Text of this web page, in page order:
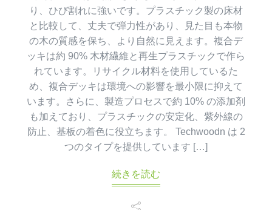
り、ひび割れに強いです。プラスチック製の床材
と比較して、丈夫で弾力性があり、見た目も本物
の木の質感を保ち、より自然に見えます。複合デ
ッキは約 90% 木材繊維と再生プラスチックで作ら
れています。リサイクル材料を使用しているた
め、複合デッキは環境への影響を最小限に抑えて
います。さらに、製造プロセスで約 10% の添加剤
も加えており、プラスチックの安定化、紫外線の
防止、基板の着色に役立ちます。 Techwoodn は 2
つのタイプを提供しています […]
続きを読む